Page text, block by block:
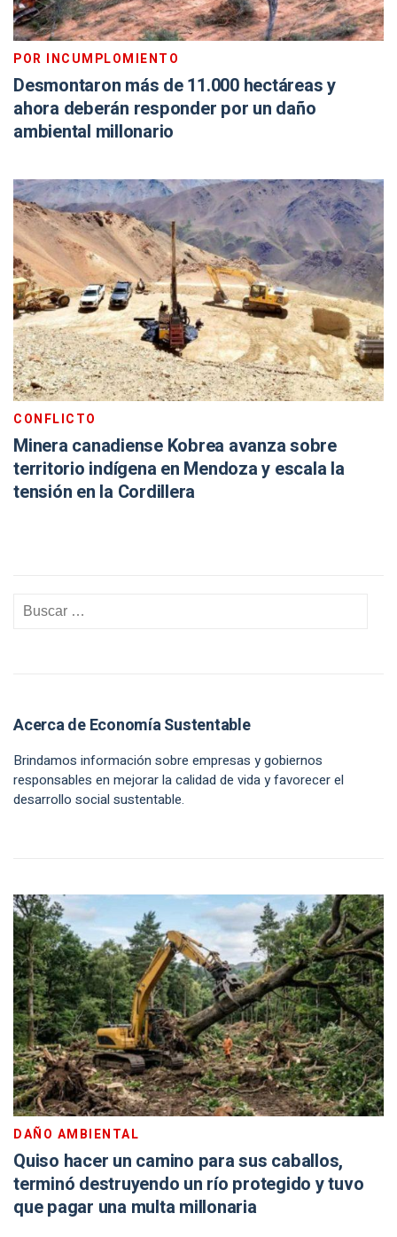
POR INCUMPLOMIENTO
Desmontaron más de 11.000 hectáreas y
ahora deberán responder por un daño
ambiental millonario
CONFLICTO
Minera canadiense Kobrea avanza sobre
territorio indígena en Mendoza y escala la
tensión en la Cordillera
Acerca de Economía Sustentable
Brindamos información sobre empresas y gobiernos
responsables en mejorar la calidad de vida y favorecer el
desarrollo social sustentable.
DAÑO AMBIENTAL
Quiso hacer un camino para sus caballos,
terminó destruyendo un río protegido y tuvo
que pagar una multa millonaria